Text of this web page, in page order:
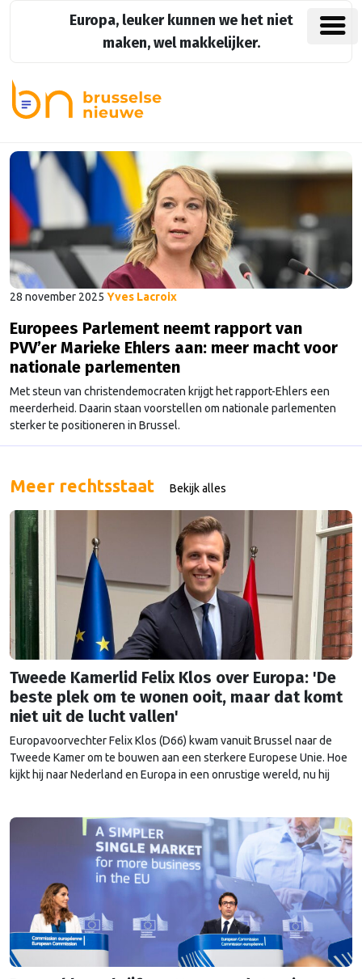
Europa, leuker kunnen we het niet
maken, wel makkelijker.
28 november 2025 Yves Lacroix
Europees Parlement neemt rapport van
PVV’er Marieke Ehlers aan: meer macht voor
nationale parlementen
Met steun van christendemocraten krijgt het rapport-Ehlers een
meerderheid. Daarin staan voorstellen om nationale parlementen
sterker te positioneren in Brussel.
Meer rechtsstaat Bekijk alles
Tweede Kamerlid Felix Klos over Europa: 'De
beste plek om te wonen ooit, maar dat komt
niet uit de lucht vallen'
Europavoorvechter Felix Klos (D66) kwam vanuit Brussel naar de
Tweede Kamer om te bouwen aan een sterkere Europese Unie. Hoe
kijkt hij naar Nederland en Europa in een onrustige wereld, nu hij